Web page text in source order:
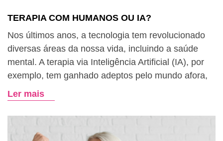
TERAPIA COM HUMANOS OU IA?
Nos últimos anos, a tecnologia tem revolucionado
diversas áreas da nossa vida, incluindo a saúde
mental. A terapia via Inteligência Artificial (IA), por
exemplo, tem ganhado adeptos pelo mundo afora,
Ler mais